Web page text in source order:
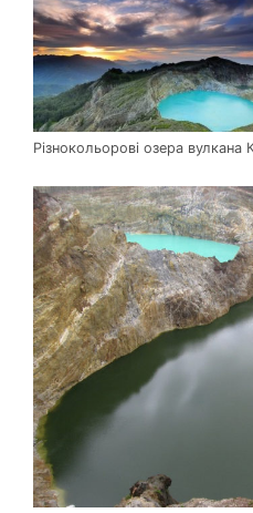
Різнокольорові озера вулкана